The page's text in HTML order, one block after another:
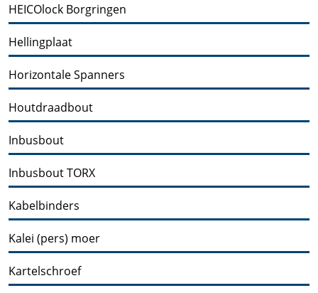
HEICOlock Borgringen
Hellingplaat
Horizontale Spanners
Houtdraadbout
Inbusbout
Inbusbout TORX
Kabelbinders
Kalei (pers) moer
Kartelschroef